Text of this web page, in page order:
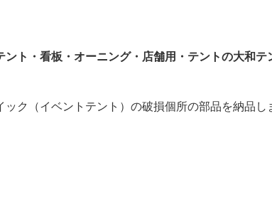
ト・看板・オーニング・店舗用・テントの大和テ
ク（イベントテント）の破損個所の部品を納品し